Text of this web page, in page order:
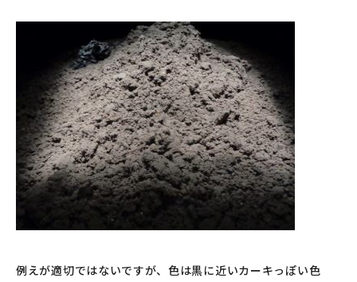
例えが適切ではないですが、色は黒に近いカーキっぽい色